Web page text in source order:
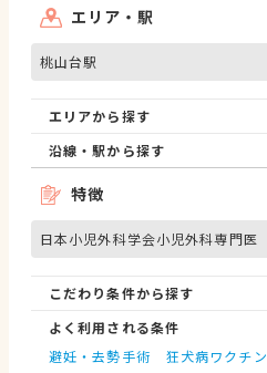
エリア・駅
桃山台駅
エリアから探す
沿線・駅から探す
特徴
日本小児外科学会小児外科専門医
こだわり条件から探す
よく利用される条件
避妊・去勢手術
狂犬病ワクチン